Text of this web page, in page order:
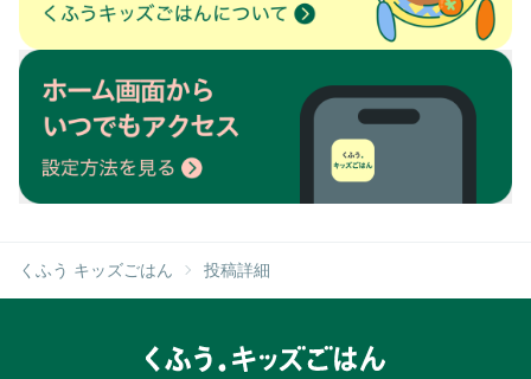
くふう キッズごはん 投稿詳細